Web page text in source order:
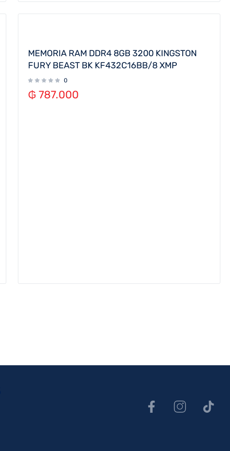
MEMORIA RAM DDR4 8GB 3200 KINGSTON
FURY BEAST BK KF432C16BB/8 XMP
0
₲ 787.000